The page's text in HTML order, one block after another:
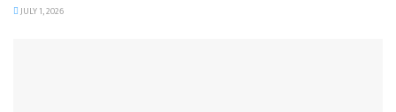
JULY 1, 2026